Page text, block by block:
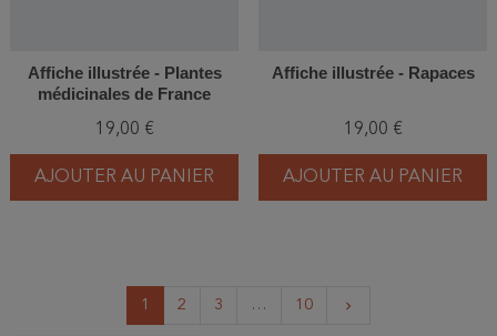
Affiche illustrée - Plantes
médicinales de France
19,00 €
AJOUTER AU PANIER
Affiche illustrée - Rapaces
19,00 €
AJOUTER AU PANIER
1 2 3 … 10 keyboard_arrow_right